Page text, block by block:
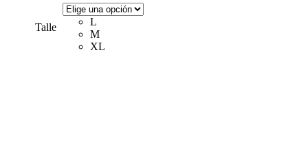
Talle
L
M
XL